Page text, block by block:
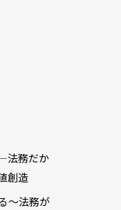
法務だか
創造
～法務が